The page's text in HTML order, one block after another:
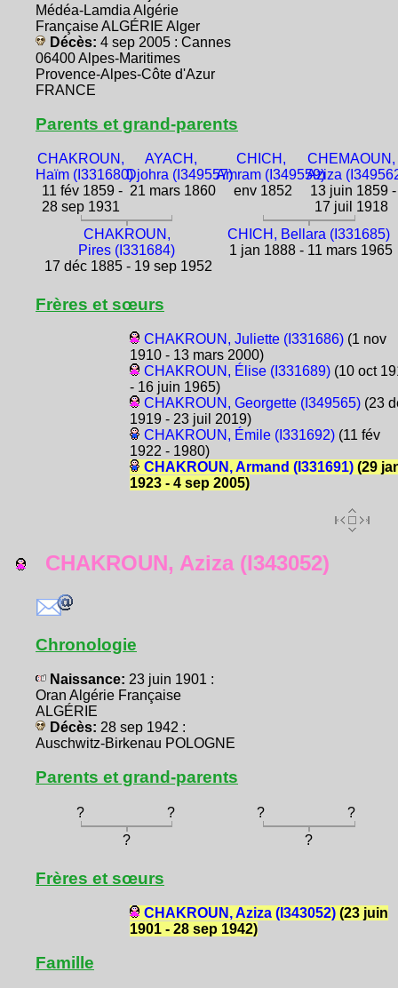
Médéa-Lamdia Algérie
Française ALGÉRIE Alger
Décès: 4 sep 2005 : Cannes
06400 Alpes-Maritimes
Provence-Alpes-Côte d'Azur
FRANCE
Parents et grand-parents
CHAKROUN,
Haïm (I331680)
11 fév 1859 -
28 sep 1931
AYACH,
Djohra (I349557)
21 mars 1860
CHICH,
Amram (I349559)
env 1852
CHEMAOUN,
Aziza
13 juin 1859 -
17 juil 1918
CHAKROUN,
Pires (I331684)
17 déc 1885 - 19 sep 1952
CHICH, Bellara (I331685)
1 jan 1888 - 11 mars 1965
Frères et sœurs
CHAKROUN, Juliette (I331686)(1 nov
1910 - 13 mars 2000)
CHAKROUN, Élise (I331689)(10 oct
- 16 juin 1965)
CHAKROUN, Georgette (I349565)(23
1919 - 23 juil 2019)
CHAKROUN, Émile (I331692)(11 fév
1922 - 1980)
CHAKROUN, Armand (I331691)(29
1923 - 4 sep 2005)
CHAKROUN, Aziza (I343052)
Chronologie
Naissance: 23 juin 1901 :
Oran Algérie Française
ALGÉRIE
Décès: 28 sep 1942 :
Auschwitz-Birkenau POLOGNE
Parents et grand-parents
? ? ?
?
?
?
Frères et sœurs
CHAKROUN, Aziza (I343052)(23 juin
1901 - 28 sep 1942)
Famille